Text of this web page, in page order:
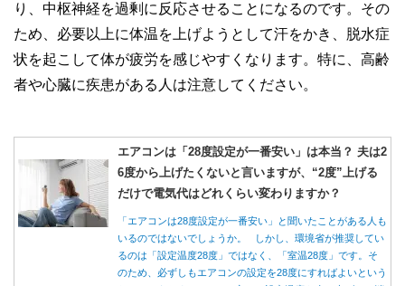
り、中枢神経を過剰に反応させることになるのです。その
ため、必要以上に体温を上げようとして汗をかき、脱水症
状を起こして体が疲労を感じやすくなります。特に、高齢
者や心臓に疾患がある人は注意してください。
エアコンは「28度設定が一番安い」は本当？ 夫は2
6度から上げたくないと言いますが、“2度”上げる
だけで電気代はどれくらい変わりますか？
「エアコンは28度設定が一番安い」と聞いたことがある人も
いるのではないでしょうか。 しかし、環境省が推奨してい
るのは「設定温度28度」ではなく、「室温28度」です。そ
のため、必ずしもエアコンの設定を28度にすればよいという